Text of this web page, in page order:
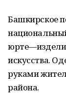
Башкирское
искусства.
руками
района.